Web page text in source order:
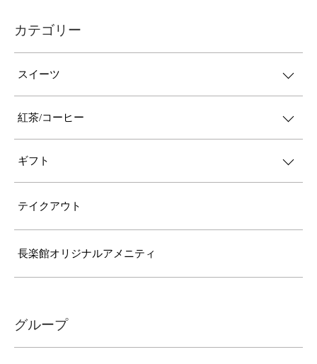
カテゴリー
スイーツ
紅茶/コーヒー
ギフト
テイクアウト
長楽館オリジナルアメニティ
グループ